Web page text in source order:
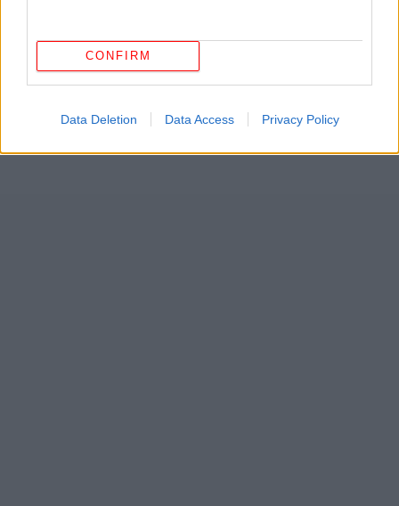
CONFIRM
Data Deletion Data Access Privacy Policy
ΔΙΑΒΑΣΤΕ ΠΕΡΙΣΣΟΤΕΡΑ ΤΆΚΗΣ ΘΕΟΔΩΡΙΚΆΚΟΣ
ΑΔΕΙΟΔΌΤΗΣΗ